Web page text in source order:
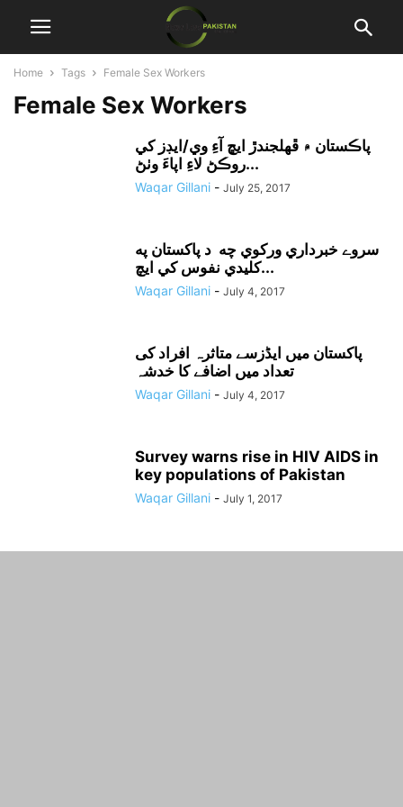
Home Tags Female Sex Workers
Female Sex Workers
پاڪستان ۾ ڦهلجندڙ ايڇ آءِ وي/ايڊز کي
روڪڻ لاءِ اپاءَ وٺڻ...
Waqar Gillani - July 25, 2017
سروے خبرداري ورکوي چه د پاکستان په
کليدي نفوس کي ايچ...
Waqar Gillani - July 4, 2017
پاکستان میں ایڈزسے متاثرہ افراد کی
Waqar Gillani - July 4, 2017
Survey warns rise in HIV AIDS in
key populations of Pakistan
Waqar Gillani - July 1, 2017